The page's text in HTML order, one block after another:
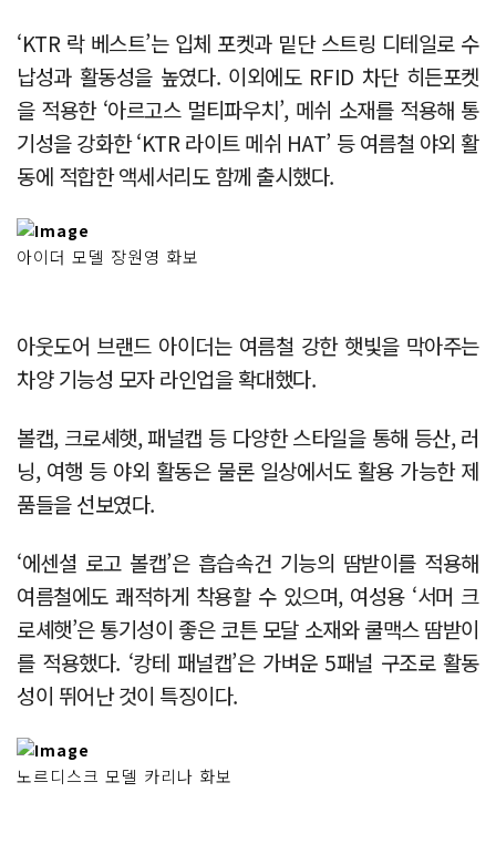
‘KTR 락 베스트’는 입체 포켓과 밑단 스트링 디테일로 수
납성과 활동성을 높였다. 이외에도 RFID 차단 히든포켓
을 적용한 ‘아르고스 멀티파우치’, 메쉬 소재를 적용해 통
기성을 강화한 ‘KTR 라이트 메쉬 HAT’ 등 여름철 야외 활
동에 적합한 액세서리도 함께 출시했다.
아이더 모델 장원영 화보
아웃도어 브랜드 아이더는 여름철 강한 햇빛을 막아주는
차양 기능성 모자 라인업을 확대했다.
볼캡, 크로셰햇, 패널캡 등 다양한 스타일을 통해 등산, 러
닝, 여행 등 야외 활동은 물론 일상에서도 활용 가능한 제
품들을 선보였다.
‘에센셜 로고 볼캡’은 흡습속건 기능의 땀받이를 적용해
여름철에도 쾌적하게 착용할 수 있으며, 여성용 ‘서머 크
로셰햇’은 통기성이 좋은 코튼 모달 소재와 쿨맥스 땀받이
를 적용했다. ‘캉테 패널캡’은 가벼운 5패널 구조로 활동
성이 뛰어난 것이 특징이다.
노르디스크 모델 카리나 화보